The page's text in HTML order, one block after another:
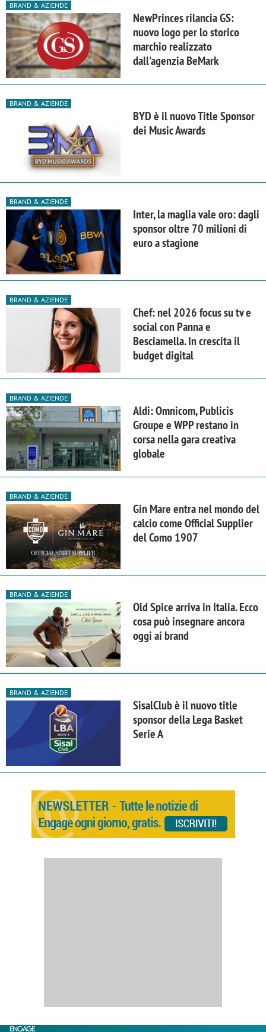
BRAND & AZIENDE
NewPrinces rilancia GS:
nuovo logo per lo storico
marchio realizzato
dall'agenzia BeMark
BRAND & AZIENDE
BYD è il nuovo Title Sponsor
dei Music Awards
BRAND & AZIENDE
Inter, la maglia vale oro: dagli
sponsor oltre 70 milioni di
euro a stagione
BRAND & AZIENDE
Chef: nel 2026 focus su tv e
social con Panna e
Besciamella. In crescita il
budget digital
BRAND & AZIENDE
Aldi: Omnicom, Publicis
Groupe e WPP restano in
corsa nella gara creativa
globale
BRAND & AZIENDE
Gin Mare entra nel mondo del
calcio come Official Supplier
del Como 1907
BRAND & AZIENDE
Old Spice arriva in Italia. Ecco
cosa può insegnare ancora
oggi ai brand
BRAND & AZIENDE
SisalClub è il nuovo title
sponsor della Lega Basket
Serie A